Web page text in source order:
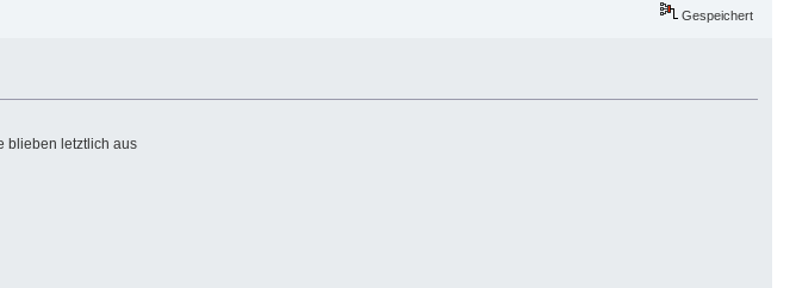
Gespeichert
blieben letztlich aus